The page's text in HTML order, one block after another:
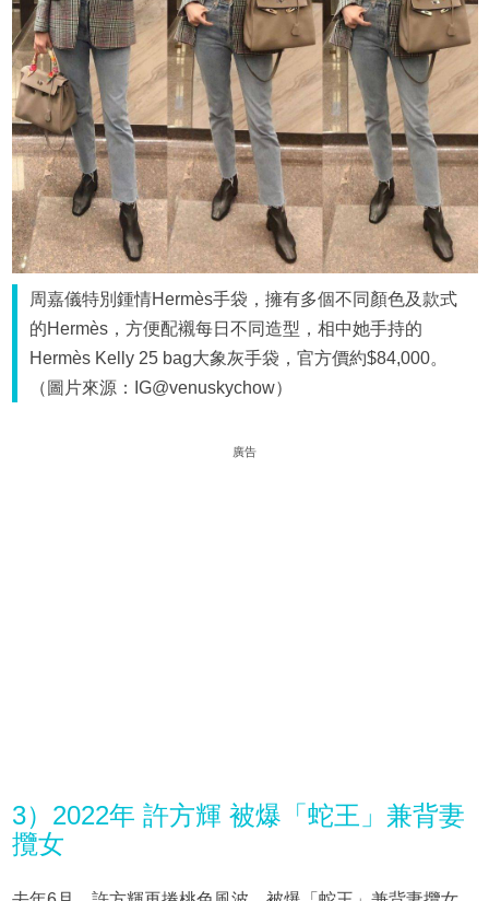
周嘉儀特別鍾情Hermès手袋，擁有多個不同顏色及款式
的Hermès，方便配襯每日不同造型，相中她手持的
Hermès Kelly 25 bag大象灰手袋，官方價約$84,000。
（圖片來源：IG@venuskychow）
廣告
3）2022年 許方輝 被爆「蛇王」兼背妻
攬女